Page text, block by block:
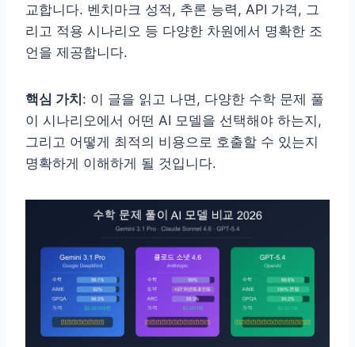
교합니다. 벤치마크 성적, 추론 능력, API 가격, 그
리고 적용 시나리오 등 다양한 차원에서 명확한 조
언을 제공합니다.
핵심 가치 : 이 글을 읽고 나면, 다양한 수학 문제 풀
이 시나리오에서 어떤 AI 모델을 선택해야 하는지,
그리고 어떻게 최적의 비용으로 호출할 수 있는지
명확하게 이해하게 될 것입니다.